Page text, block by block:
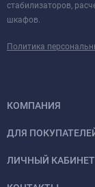
стабилизаторов,
шкафов.
Политика
КОМПАНИЯ
ДЛЯ
ЛИЧНЫЙ КАБИНЕТ